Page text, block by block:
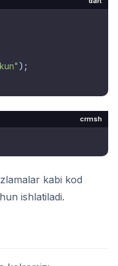
kun");
crmsh
kabi kod
ishlatiladi.